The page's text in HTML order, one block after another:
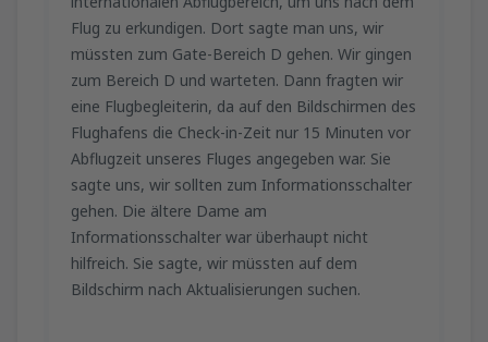
Flug zu erkundigen. Dort sagte man uns, wir
müssten zum Gate-Bereich D gehen. Wir gingen
zum Bereich D und warteten. Dann fragten wir
eine Flugbegleiterin, da auf den Bildschirmen des
Flughafens die Check-in-Zeit nur 15 Minuten vor
Abflugzeit unseres Fluges angegeben war. Sie
sagte uns, wir sollten zum Informationsschalter
gehen. Die ältere Dame am
Informationsschalter war überhaupt nicht
hilfreich. Sie sagte, wir müssten auf dem
Bildschirm nach Aktualisierungen suchen.